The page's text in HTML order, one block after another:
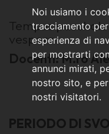
Noi usiamo i
tracciamento
esperienza di
per mostrarti
annunci mirati,
nostro sito, e
nostri visitatori.
Tempus
vespera
Docenti:M.ro
PERIODO DI